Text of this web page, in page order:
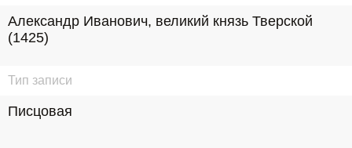
Александр Иванович, великий князь Тверской
(1425)
Тип записи
Писцовая